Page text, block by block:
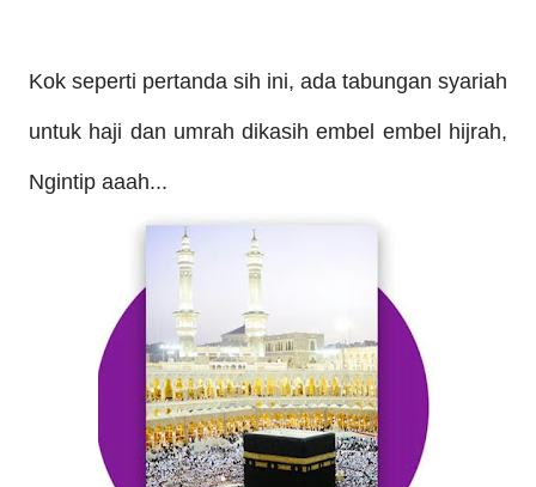
Kok seperti pertanda sih ini, ada tabungan syariah
untuk haji dan umrah dikasih embel embel hijrah,
Ngintip aaah...